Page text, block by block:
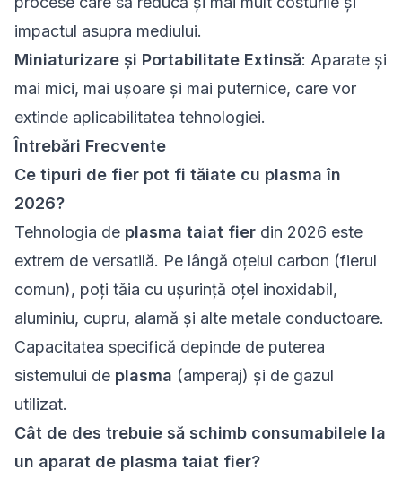
impactul asupra mediului.
Miniaturizare și Portabilitate Extinsă: Aparate și
mai mici, mai ușoare și mai puternice, care vor
extinde aplicabilitatea tehnologiei.
Întrebări Frecvente
Ce tipuri de fier pot fi tăiate cu plasma în
2026?
Tehnologia de plasma taiat fier din 2026 este
extrem de versatilă. Pe lângă oțelul carbon (fierul
comun), poți tăia cu ușurință oțel inoxidabil,
aluminiu, cupru, alamă și alte metale conductoare.
Capacitatea specifică depinde de puterea
sistemului de plasma (amperaj) și de gazul
utilizat.
Cât de des trebuie să schimb consumabilele la
un aparat de plasma taiat fier?